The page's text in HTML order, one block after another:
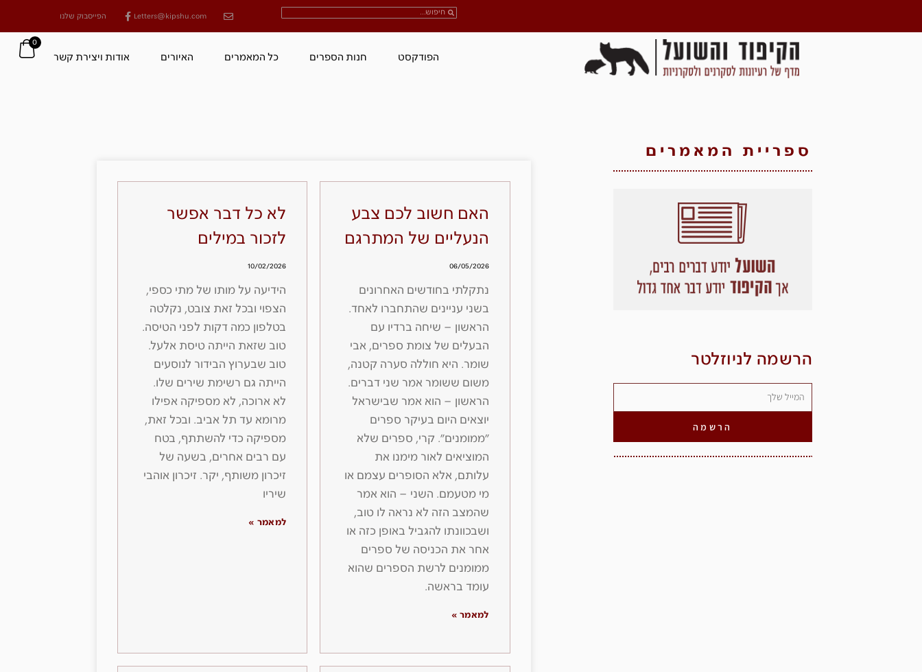
Letters@kipshu.com הפייסבוק שלנו
הפודקסט חנות הספרים כל המאמרים האיורים אודות ויצירת קשר
0
ספריית המאמרים
הרשמה לניוזלטר
הרשמה
האם חשוב לכם צבע
הנעליים של המתרגם
06/05/2026
נתקלתי בחודשים האחרונים
בשני עניינים שהתחברו לאחד.
הראשון – שיחה ברדיו עם
הבעלים של צומת ספרים, אבי
שומר. היא חוללה סערה קטנה,
משום ששומר אמר שני דברים.
הראשון – הוא אמר שבישראל
יוצאים היום בעיקר ספרים
״ממומנים״. קרי, ספרים שלא
המוציאים לאור מימנו את
עלותם, אלא הסופרים עצמם או
מי מטעמם. השני – הוא אמר
שהמצב הזה לא נראה לו טוב,
ושבכוונתו להגביל באופן כזה או
אחר את הכניסה של ספרים
ממומנים לרשת הספרים שהוא
עומד בראשה.
למאמר »
לא כל דבר אפשר
לזכור במילים
10/02/2026
הידיעה על מותו של מתי כספי,
הצפוי ובכל זאת צובט, נקלטה
בטלפון כמה דקות לפני הטיסה.
טוב שזאת הייתה טיסת אלעל.
טוב שבערוץ הבידור לנוסעים
הייתה גם רשימת שירים שלו.
לא ארוכה, לא מספיקה אפילו
מרומא עד תל אביב. ובכל זאת,
מספיקה כדי להשתתף, בטח
עם רבים אחרים, בשעה של
זיכרון משותף, יקר. זיכרון אוהבי
שיריו
למאמר »